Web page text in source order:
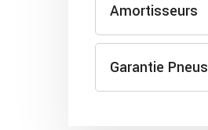
Amortisseurs
Garantie Pneus